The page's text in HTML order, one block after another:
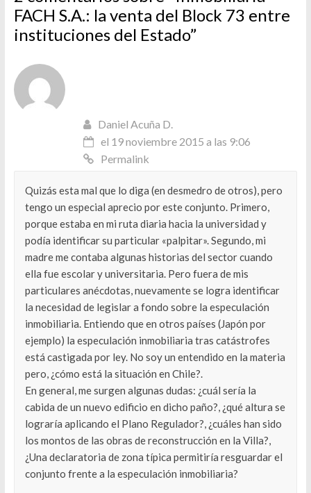
FACH S.A.: la venta del Block 73 entre
instituciones del Estado”
Daniel Acuña D.
el 19 noviembre 2015 a las 9:06
Permalink
Quizás esta mal que lo diga (en desmedro de otros), pero
tengo un especial aprecio por este conjunto. Primero,
porque estaba en mi ruta diaria hacia la universidad y
podía identificar su particular «palpitar». Segundo, mi
madre me contaba algunas historias del sector cuando
ella fue escolar y universitaria. Pero fuera de mis
particulares anécdotas, nuevamente se logra identificar
la necesidad de legislar a fondo sobre la especulación
inmobiliaria. Entiendo que en otros países (Japón por
ejemplo) la especulación inmobiliaria tras catástrofes
está castigada por ley. No soy un entendido en la materia
pero, ¿cómo está la situación en Chile?.
En general, me surgen algunas dudas: ¿cuál sería la
cabida de un nuevo edificio en dicho paño?, ¿qué altura se
lograría aplicando el Plano Regulador?, ¿cuáles han sido
los montos de las obras de reconstrucción en la Villa?,
¿Una declaratoria de zona típica permitiría resguardar el
conjunto frente a la especulación inmobiliaria?